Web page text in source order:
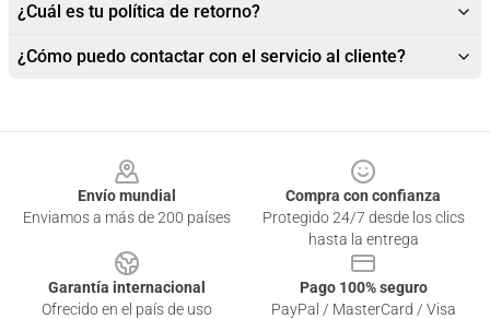
¿Cuál es tu política de retorno?
¿Cómo puedo contactar con el servicio al cliente?
Envío mundial
Enviamos a más de 200 países
Compra con confianza
Protegido 24/7 desde los clics
hasta la entrega
Garantía internacional
Ofrecido en el país de uso
Pago 100% seguro
PayPal / MasterCard / Visa